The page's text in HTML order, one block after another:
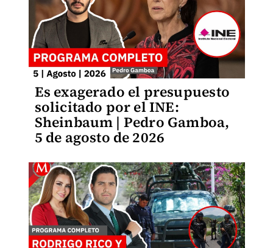
Es exagerado el presupuesto
solicitado por el INE:
Sheinbaum | Pedro Gamboa,
5 de agosto de 2026